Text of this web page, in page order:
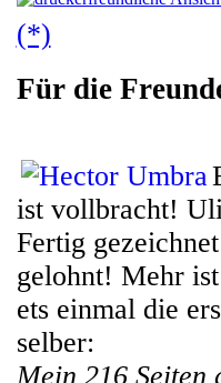
(*)
Für die
ist vollbracht!
Fertig
gelohnt! Mehr
ets einmal die
selber:
Mein 216 Seiten